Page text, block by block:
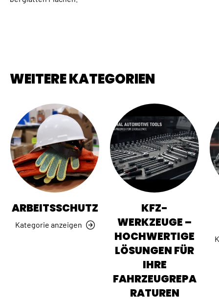
WEITERE KATEGORIEN
ARBEITSSCHUTZ
Kategorie anzeigen
KFZ-
WERKZEUGE –
HOCHWERTIGE
LÖSUNGEN FÜR
IHRE
FAHRZEUGREPA
RATUREN